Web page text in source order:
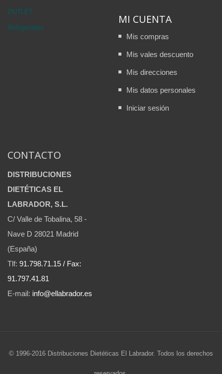
OUTLET
Refrigerados
MI CUENTA
Mis compras
Mis vales descuento
Mis direcciones
Mis datos personales
Iniciar sesión
CONTACTO
DISTRIBUCIONES
DIETÉTICAS EL
LABRADOR, S.L.
C/ Valle de Tobalina, 58 -
Nave D 28021 Madrid
(España)
Tlf: 91.798.71.15 / Fax:
91.797.41.81
E-mail: info@ellabrador.es
© 1996-2016 Distribuciones Dietéticas El Labrador. Todos los derechos